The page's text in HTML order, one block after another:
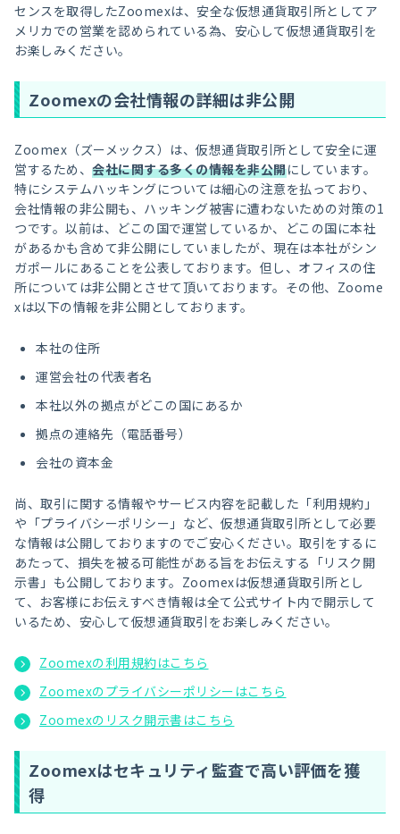
センスを取得したZoomexは、安全な仮想通貨取引所としてア
メリカでの営業を認められている為、安心して仮想通貨取引を
お楽しみください。
Zoomexの会社情報の詳細は非公開
Zoomex（ズーメックス）は、仮想通貨取引所として安全に運
営するため、 会社に関する多くの情報を非公開にしています。
特にシステムハッキングについては細心の注意を払っており、
会社情報の非公開も、ハッキング被害に遭わないための対策の1
つです。以前は、どこの国で運営しているか、どこの国に本社
があるかも含めて非公開にしていましたが、現在は本社がシン
ガポールにあることを公表しております。但し、オフィスの住
所については非公開とさせて頂いております。その他、Zoome
xは以下の情報を非公開としております。
本社の住所
運営会社の代表者名
本社以外の拠点がどこの国にあるか
拠点の連絡先（電話番号）
会社の資本金
尚、取引に関する情報やサービス内容を記載した「利用規約」
や「プライバシーポリシー」など、仮想通貨取引所として必要
な情報は公開しておりますのでご安心ください。取引をするに
あたって、損失を被る可能性がある旨をお伝えする「リスク開
示書」も公開しております。Zoomexは仮想通貨取引所とし
て、お客様にお伝えすべき情報は全て公式サイト内で開示して
いるため、安心して仮想通貨取引をお楽しみください。
Zoomexの利用規約はこちら
Zoomexのプライバシーポリシーはこちら
Zoomexのリスク開示書はこちら
Zoomexはセキュリティ監査で高い評価を獲
得